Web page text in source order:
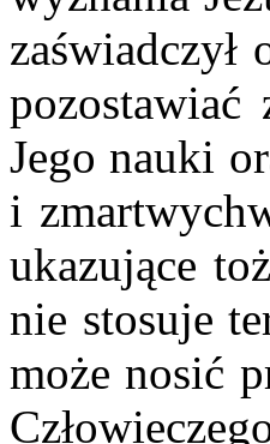
Jego nauki
i
ukazujące
nie stosuje
może nosić